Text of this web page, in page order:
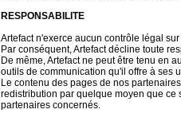
RESPONSABILITE
Artefact n'exerce aucun contrôle légal
Par conséquent, Artefact décline toute
De même, Artefact ne peut être tenu en
outils de communication qu'il offre à ses
Le contenu des pages de nos
redistribution par quelque moyen que ce
partenaires concernés.